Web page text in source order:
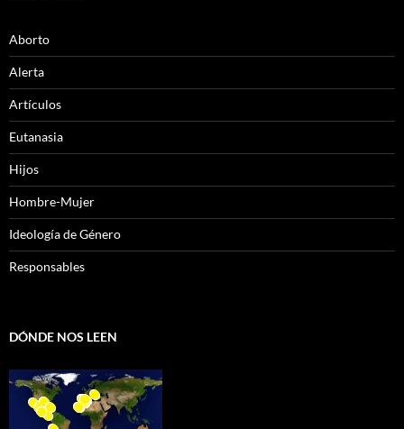
Aborto
Alerta
Artículos
Eutanasia
Hijos
Hombre-Mujer
Ideología de Género
Responsables
DÓNDE NOS LEEN